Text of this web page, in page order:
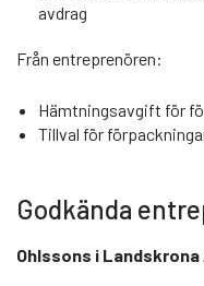
avdrag
Från entreprenören:
Hämtningsavgift för
Tillval för
Godkända
Ohlssons i Landskrona